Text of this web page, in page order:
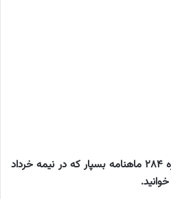
متن کامل این مقاله را در شماره 284 ماهنامه بسپار که در نیمه خرداد